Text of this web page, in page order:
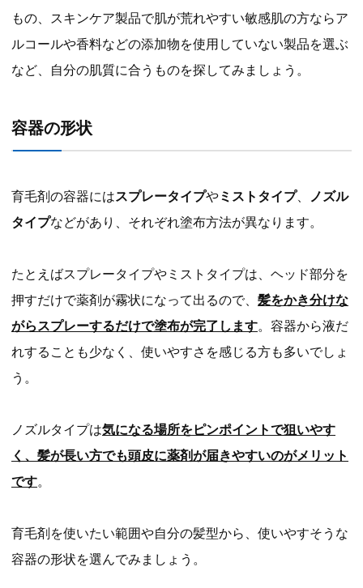
もの、スキンケア製品で肌が荒れやすい敏感肌の方ならア
ルコールや香料などの添加物を使用していない製品を選ぶ
など、自分の肌質に合うものを探してみましょう。
容器の形状
育毛剤の容器にはスプレータイプやミストタイプ、
ノズル
タイプなどがあり、それぞれ塗布方法が異なります。
たとえばスプレータイプやミストタイプは、ヘッド部分を
押すだけで薬剤が霧状になって出るので、 髪をかき分けな
がらスプレーするだけで塗布が完了します。容器から液だ
れすることも少なく、使いやすさを感じる方も多いでしょ
う。
ノズルタイプは気になる場所をピンポイントで狙いやす
く、髪が長い方でも頭皮に薬剤が届きやすいのがメリット
です。
育毛剤を使いたい範囲や自分の髪型から、使いやすそうな
容器の形状を選んでみましょう。